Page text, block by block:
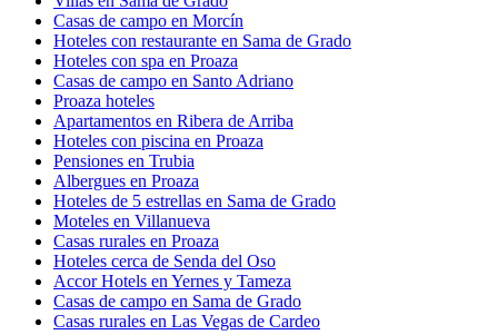
Casas de campo en Morcín
Hoteles con restaurante en Sama de Grado
Hoteles con spa en Proaza
Casas de campo en Santo Adriano
Proaza hoteles
Apartamentos en Ribera de Arriba
Hoteles con piscina en Proaza
Pensiones en Trubia
Albergues en Proaza
Hoteles de 5 estrellas en Sama de Grado
Moteles en Villanueva
Casas rurales en Proaza
Hoteles cerca de Senda del Oso
Accor Hotels en Yernes y Tameza
Casas de campo en Sama de Grado
Casas rurales en Las Vegas de Cardeo